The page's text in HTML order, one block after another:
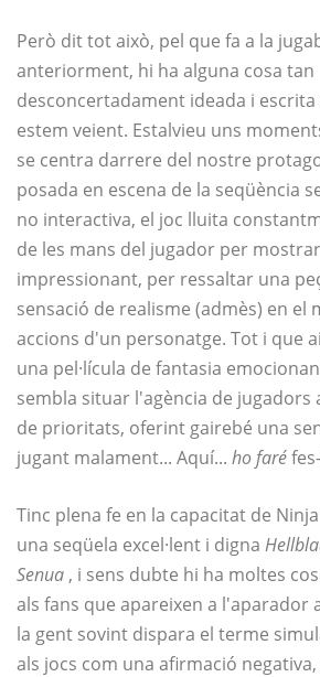
Però dit tot això, pel que fa a la
anteriorment, hi ha alguna cosa tan
desconcertadament ideada i
estem veient. Estalvieu uns
se centra darrere del nostre
posada en escena de la seqüència
no interactiva, el joc lluita
de les mans del jugador per
impressionant, per ressaltar una
sensació de realisme (admès) en el
accions d'un personatge. Tot i que
una pel·lícula de fantasia
sembla situar l'agència de jugadors
de prioritats, oferint gairebé una
jugant malament... Aquí... ho faré
Tinc plena fe en la capacitat de
una seqüela excel·lent i digna
Senua , i sens dubte hi ha moltes
als fans que apareixen a l'aparador
la gent sovint dispara el terme
als jocs com una afirmació negativa,